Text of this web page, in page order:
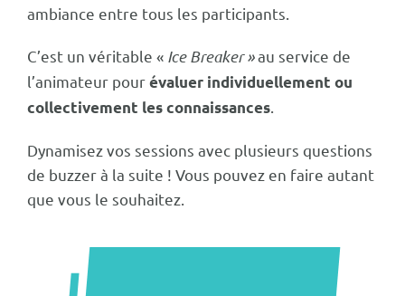
ambiance entre tous les participants.
C’est un véritable « Ice Breaker »au service de
l’animateur pourévaluer individuellement ou
collectivement les connaissances.
Dynamisez vos sessions avec plusieurs questions
de buzzer à la suite ! Vous pouvez en faire autant
que vous le souhaitez.